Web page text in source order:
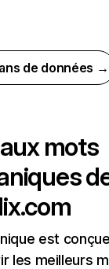
de données →
mots
est
les meilleurs